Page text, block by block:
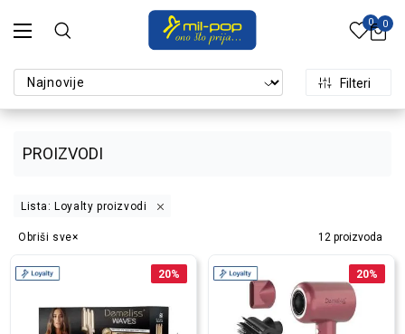
0 0
PROIZVODI
Filteri
Lista: Loyalty proizvodi
12 proizvoda
Obriši sve
20% 20%